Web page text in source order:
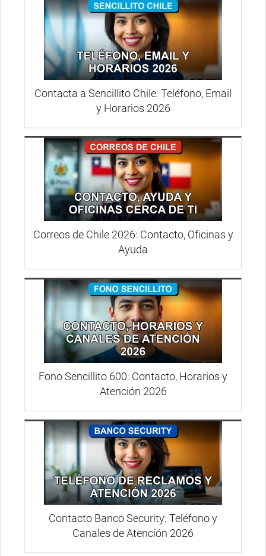
Contacta a Sencillito Chile: Teléfono, Email
y Horarios 2026
Correos de Chile 2026: Contacto, Oficinas y
Ayuda
Fono Sencillito 600: Contacto, Horarios y
Atención 2026
Contacto Banco Security: Teléfono y
Canales de Atención 2026